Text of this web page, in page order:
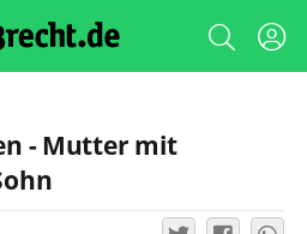
- Mutter mit